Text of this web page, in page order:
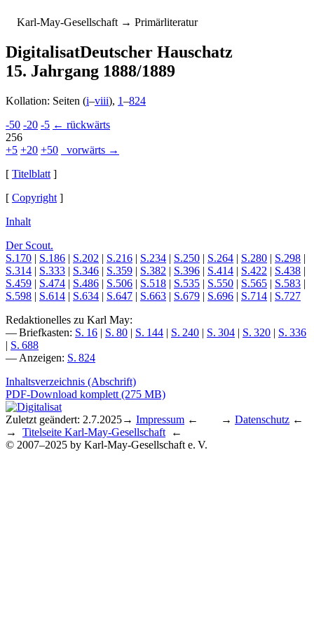
Karl-May-Gesellschaft → Primärliteratur
DigitalisatDeutscher Hauschatz
15. Jahrgang 1888/1889
Kollation: Seiten (i–viii), 1–824
-50 -20 -5 ← rückwärts
256
+5 +20 +50
vorwärts →
[ Titelblatt ]
[ Copyright ]
Inhalt
Der Scout.
S.170 | S.186 | S.202 | S.216 | S.234 | S.250 | S.264 | S.280 | S.298 |
S.314 | S.333 | S.346 | S.359 | S.382 | S.396 | S.414 | S.422 | S.438 |
S.459 | S.474 | S.486 | S.506 | S.518 | S.535 | S.550 | S.565 | S.583 |
S.598 | S.614 | S.634 | S.647 | S.663 | S.679 | S.696 | S.714 | S.727
Redaktionelles zu Karl May:
— Briefkasten: S. 16 | S. 80 | S. 144 | S. 240 | S. 304 | S. 320 | S. 336
| S. 688
— Anzeigen: S. 824
Inhaltsverzeichnis (Abschrift)
PDF-Download komplett (275 MB)
Zuletzt geändert: 2.7.2025→ Impressum ← → Datenschutz ←
→ Titelseite Karl-May-Gesellschaft ←
© 2007–2025 by Karl-May-Gesellschaft e. V.